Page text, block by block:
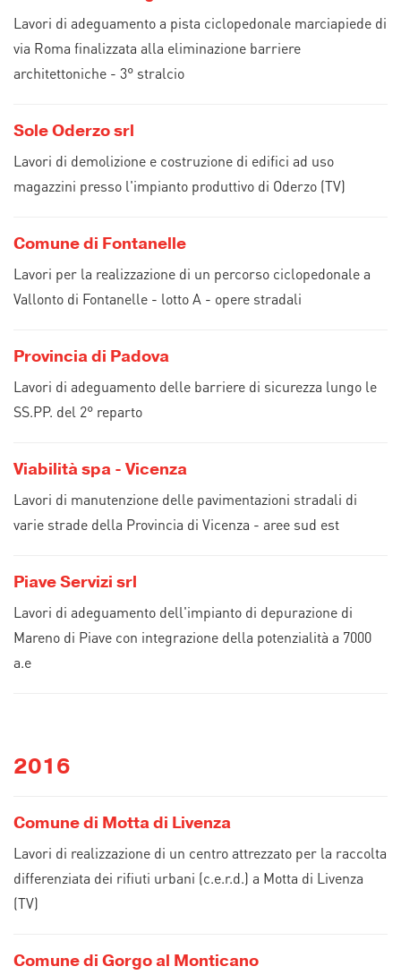
Lavori di adeguamento a pista ciclopedonale marciapiede di
via Roma finalizzata alla eliminazione barriere
architettoniche - 3° stralcio
Sole Oderzo srl
Lavori di demolizione e costruzione di edifici ad uso
magazzini presso l'impianto produttivo di Oderzo (TV)
Comune di Fontanelle
Lavori per la realizzazione di un percorso ciclopedonale a
Vallonto di Fontanelle - lotto A - opere stradali
Provincia di Padova
Lavori di adeguamento delle barriere di sicurezza lungo le
SS.PP. del 2° reparto
Viabilità spa - Vicenza
Lavori di manutenzione delle pavimentazioni stradali di
varie strade della Provincia di Vicenza - aree sud est
Piave Servizi srl
Lavori di adeguamento dell'impianto di depurazione di
Mareno di Piave con integrazione della potenzialità a 7000
a.e
2016
Comune di Motta di Livenza
Lavori di realizzazione di un centro attrezzato per la raccolta
differenziata dei rifiuti urbani (c.e.r.d.) a Motta di Livenza
(TV)
Comune di Gorgo al Monticano